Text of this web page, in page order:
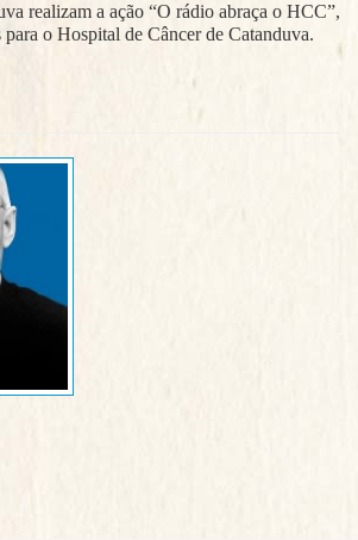
realizam a ação “O rádio abraça o HCC”,
para o Hospital de Câncer de Catanduva.